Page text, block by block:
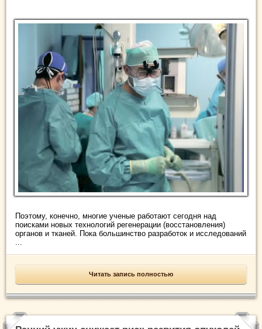
Поэтому, конечно, многие ученые работают сегодня над
поисками новых технологий регенерации (восстановления)
органов и тканей. Пока большинство разработок и исследований
...
Читать запись полностью